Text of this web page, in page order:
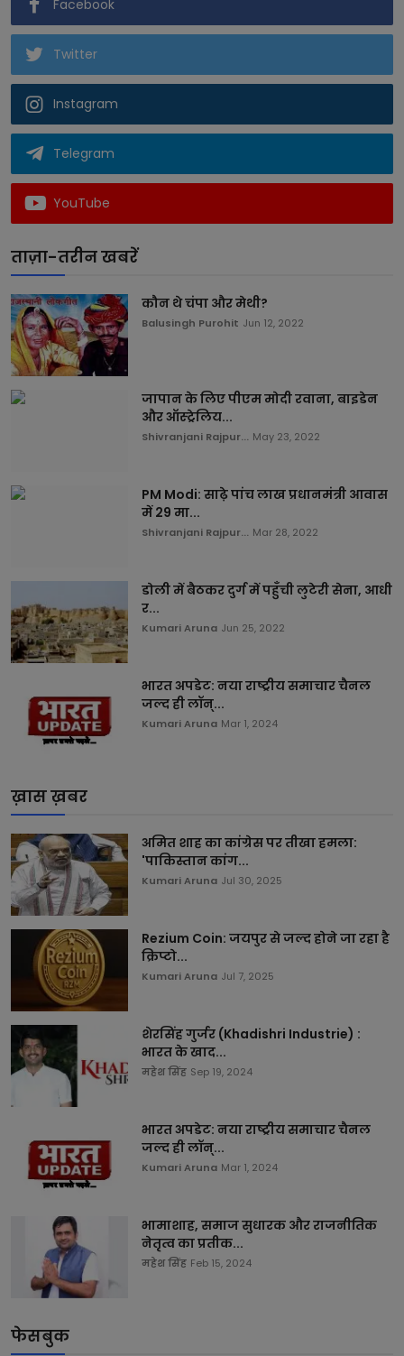
Facebook
Twitter
Instagram
Telegram
YouTube
ताज़ा-तरीन खबरें
कौन थे चंपा और मेथी?
Balusingh Purohit Jun 12, 2022
जापान के लिए पीएम मोदी रवाना, बाइडेन
और ऑस्ट्रेलिय...
Shivranjani Rajpur... May 23, 2022
PM Modi: साढ़े पांच लाख प्रधानमंत्री आवास
में 29 मा...
Shivranjani Rajpur... Mar 28, 2022
डोली में बैठकर दुर्ग में पहुँची लुटेरी सेना, आधी
र...
Kumari Aruna Jun 25, 2022
भारत अपडेट: नया राष्ट्रीय समाचार चैनल
जल्द ही लॉन्...
Kumari Aruna Mar 1, 2024
ख़ास ख़बर
अमित शाह का कांग्रेस पर तीखा हमला:
'पाकिस्तान कांग...
Kumari Aruna Jul 30, 2025
Rezium Coin: जयपुर से जल्द होने जा रहा है
क्रिप्टो...
Kumari Aruna Jul 7, 2025
शेरसिंह गुर्जर (Khadishri Industrie) :
भारत के खाद...
महेश सिंह Sep 19, 2024
भारत अपडेट: नया राष्ट्रीय समाचार चैनल
जल्द ही लॉन्...
Kumari Aruna Mar 1, 2024
भामाशाह, समाज सुधारक और राजनीतिक
नेतृत्व का प्रतीक...
महेश सिंह Feb 15, 2024
फेसबुक